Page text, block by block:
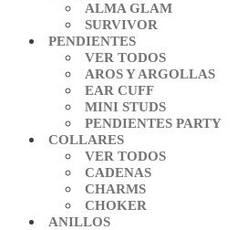
ALMA GLAM
SURVIVOR
PENDIENTES
VER TODOS
AROS Y ARGOLLAS
EAR CUFF
MINI STUDS
PENDIENTES PARTY
COLLARES
VER TODOS
CADENAS
CHARMS
CHOKER
ANILLOS